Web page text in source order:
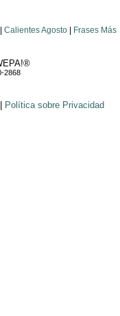
Calientes Agosto|
Frases Más
2868
Política sobre Privacidad